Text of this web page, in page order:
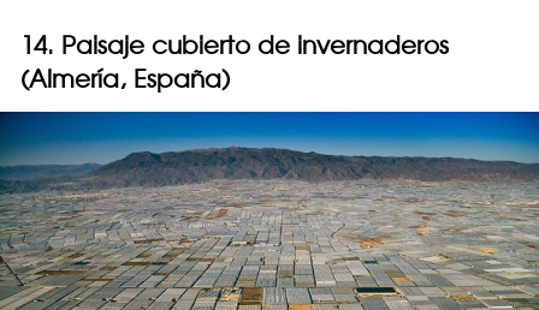
14. Paisaje cubierto de invernaderos
(Almería, España)